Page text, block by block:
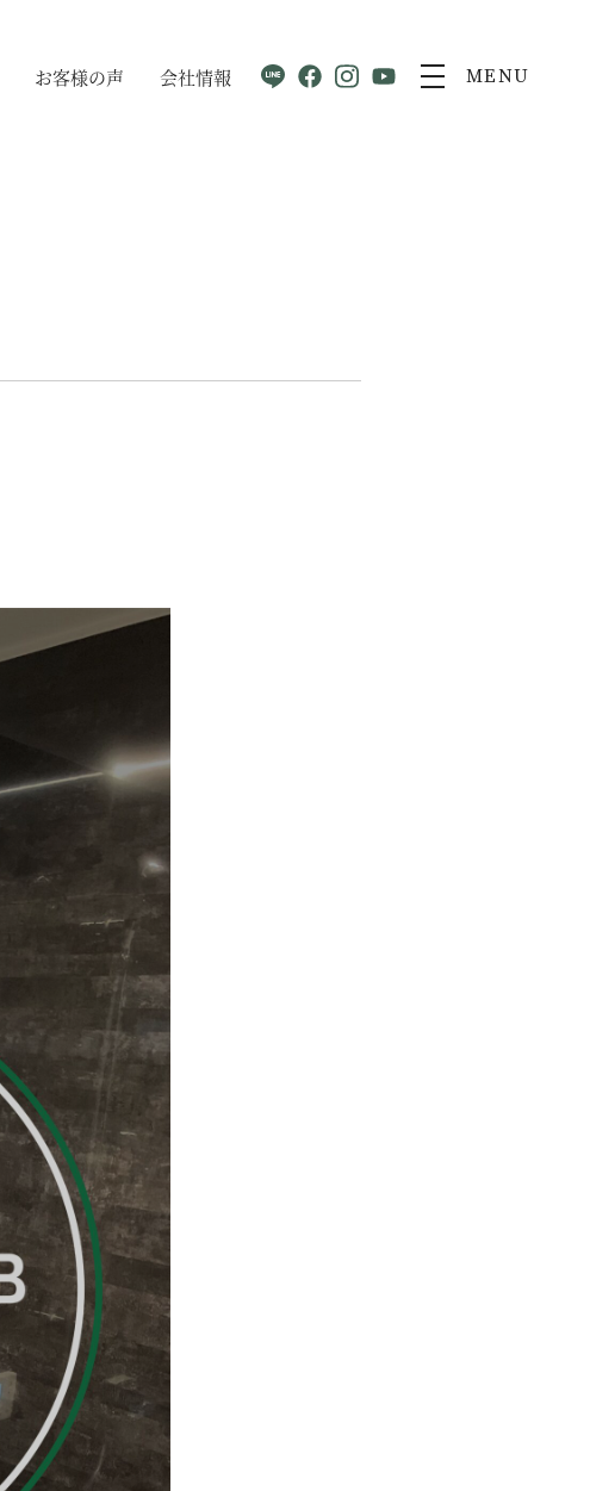
お客様の声 会社情報 MENU
ムービー
リノベーション
ペレットストーブ
よくある質問
会社情報